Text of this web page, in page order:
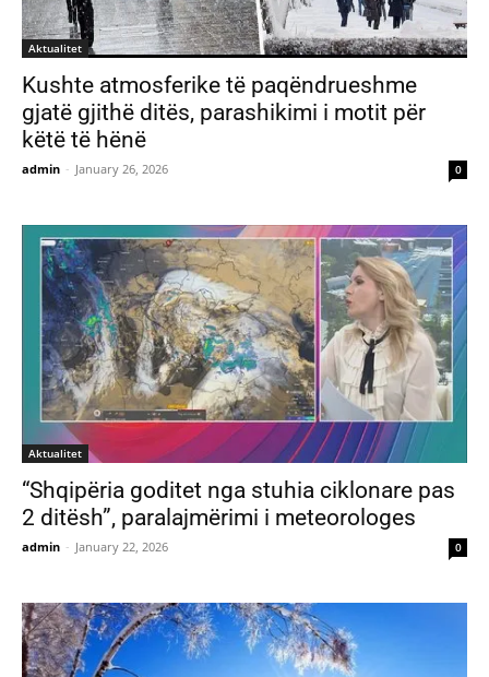
Aktualitet
Kushte atmosferike të paqëndrueshme
gjatë gjithë ditës, parashikimi i motit për
këtë të hënë
admin - January 26, 2026 0
Aktualitet
“Shqipëria goditet nga stuhia ciklonare pas
2 ditësh”, paralajmërimi i meteorologes
admin - January 22, 2026 0